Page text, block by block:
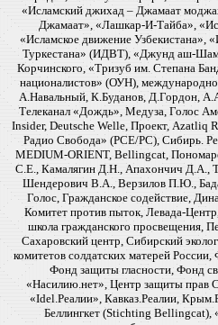
«Исламский джихад – Джамаат
Джамаат», «Лашкар-И-Тайба»,
«Исламское движение Узбекистана»,
Туркестана» (ИДВТ), «Джунд аш-
Корчинского, «Тризуб им. Степана
националистов» (ОУН),
А.Навальный, К.Буданов, Д.Гордон,
Телеканал «Дождь», Медуза, Голос
Insider, Deutsche Welle, Проект, Azatliq
Радио Свобода» (PCE/PC), Сибирь.
MEDIUM-ORIENT, Bellingcat,
С.Е., Камалягин Д.Н., Апахончич Д.А.,
Шендерович В.А., Верзилов П.Ю.,
Голос, Гражданское содействие,
Комитет против пыток, Левада-
школа гражданского просвещения,
Сахаровский центр, Сибирский
комитетов солдатских матерей
Фонд защиты гласности, Фонд
«Насилию.нет», Центр защиты прав
«Idel.Реалии», Кавказ.Реалии,
Беллингкет (Stichting